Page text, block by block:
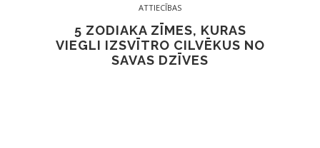
ATTIECĪBAS
5 ZODIAKA ZĪMES, KURAS
VIEGLI IZSVĪTRO CILVĒKUS NO
SAVAS DZĪVES